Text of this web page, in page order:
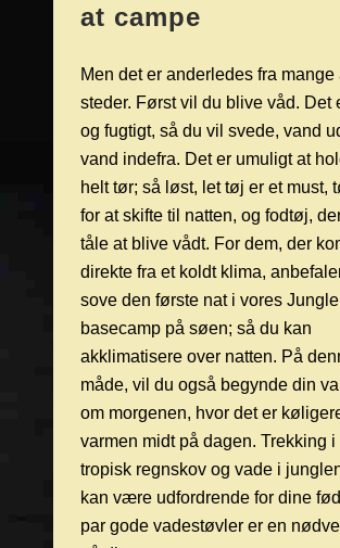
at campe
Men det er anderledes fra mange
steder. Først vil du blive våd. Det
og fugtigt, så du vil svede, vand
vand indefra. Det er umuligt at
helt tør; så løst, let tøj er et must,
for at skifte til natten, og fodtøj,
tåle at blive vådt. For dem, der
direkte fra et koldt klima,
sove den første nat i vores Jungle
basecamp på søen; så du kan
akklimatisere over natten. På
måde, vil du også begynde din
om morgenen, hvor det er
varmen midt på dagen. Trekking i
tropisk regnskov og vade i
kan være udfordrende for dine
par gode vadestøvler er en